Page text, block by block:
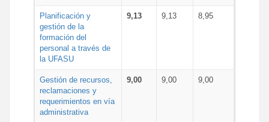
Planificación y
gestión de la
formación del
personal a través de
la UFASU
9,13 9,13 8,95
Gestión de recursos,
reclamaciones y
requerimientos en vía
administrativa
9,00 9,00 9,00